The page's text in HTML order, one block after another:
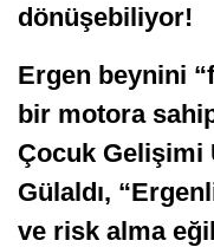
dönüşebiliyor!
Ergen beynini
bir motora
Çocuk Gelişimi
Gülaldı,
ve risk alma